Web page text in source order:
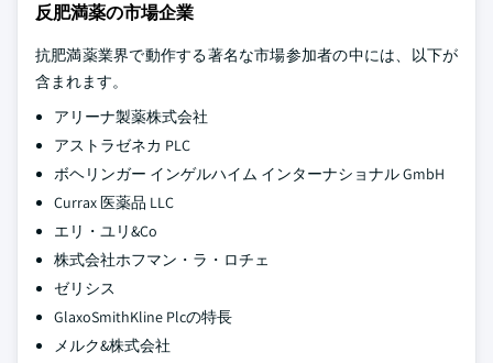
反肥満薬の市場企業
抗肥満薬業界で動作する著名な市場参加者の中には、以下が
含まれます。
アリーナ製薬株式会社
アストラゼネカ PLC
ボヘリンガー インゲルハイム インターナショナル GmbH
Currax 医薬品 LLC
エリ・ユリ&Co
株式会社ホフマン・ラ・ロチェ
ゼリシス
GlaxoSmithKline Plcの特長
メルク&株式会社